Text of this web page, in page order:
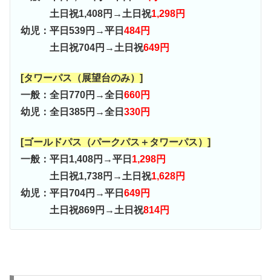
土日祝1,408円→土日祝1,298円
幼児：平日539円→平日 484円
土日祝704円→土日祝649円
[タワーパス（展望台のみ）]
一般：全日770円→全日 660円
幼児：全日385円→全日 330円
[ゴールドパス（パークパス＋タワーパス）]
一般：平日1,408円→平日 1,298円
土日祝1,738円→土日祝1,628円
幼児：平日704円→平日 649円
土日祝869円→土日祝814円